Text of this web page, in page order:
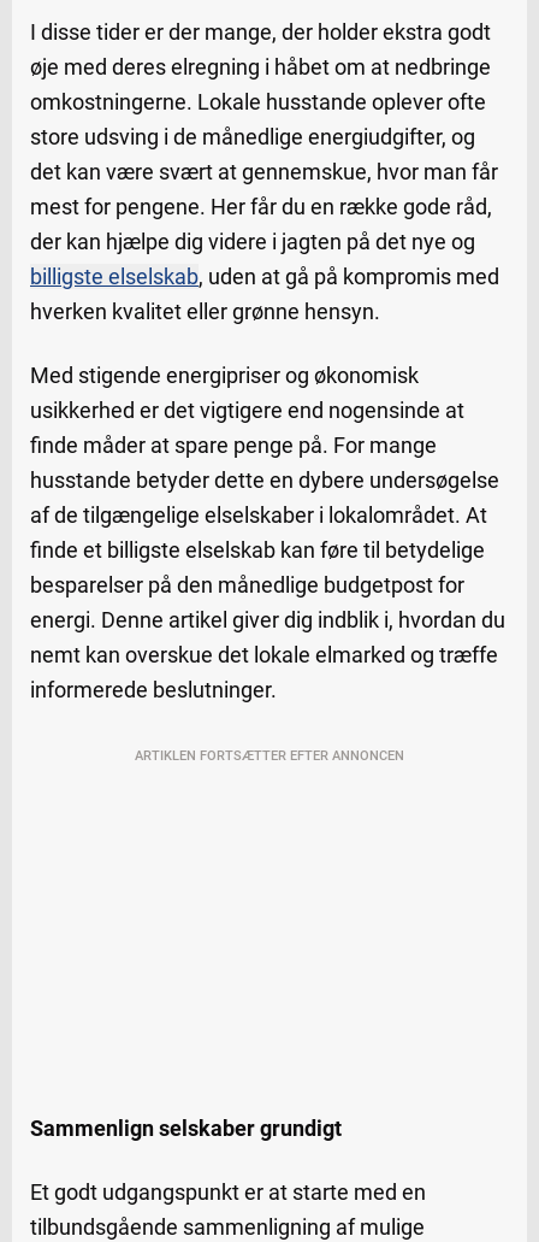
I disse tider er der mange, der holder ekstra godt
øje med deres elregning i håbet om at nedbringe
omkostningerne. Lokale husstande oplever ofte
store udsving i de månedlige energiudgifter, og
det kan være svært at gennemskue, hvor man får
mest for pengene. Her får du en række gode råd,
der kan hjælpe dig videre i jagten på det nye og
billigste elselskab, uden at gå på kompromis med
hverken kvalitet eller grønne hensyn.
Med stigende energipriser og økonomisk
usikkerhed er det vigtigere end nogensinde at
finde måder at spare penge på. For mange
husstande betyder dette en dybere undersøgelse
af de tilgængelige elselskaber i lokalområdet. At
finde et billigste elselskab kan føre til betydelige
besparelser på den månedlige budgetpost for
energi. Denne artikel giver dig indblik i, hvordan du
nemt kan overskue det lokale elmarked og træffe
informerede beslutninger.
ARTIKLEN FORTSÆTTER EFTER ANNONCEN
Sammenlign selskaber grundigt
Et godt udgangspunkt er at starte med en
tilbundsgående sammenligning af mulige